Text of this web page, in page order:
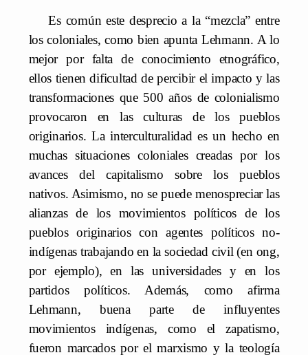
Es común este desprecio a la “mezcla” entre
los coloniales, como bien apunta Lehmann. A lo
mejor por falta de conocimiento etnográfico,
ellos tienen dificultad de percibir el impacto y las
transformaciones que 500 años de colonialismo
provocaron en las culturas de los pueblos
originarios. La interculturalidad es un hecho en
muchas situaciones coloniales creadas por los
avances del capitalismo sobre los pueblos
nativos. Asimismo, no se puede menospreciar las
alianzas de los movimientos políticos de los
pueblos originarios con agentes políticos no-
indígenas trabajando en la sociedad civil (en ong,
por ejemplo), en las universidades y en los
partidos políticos. Además, como afirma
Lehmann, buena parte de influyentes
movimientos indígenas, como el zapatismo,
fueron marcados por el marxismo y la teología